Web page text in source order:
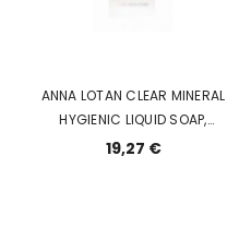
ANNA LOTAN CLEAR MINERAL
HYGIENIC LIQUID SOAP,
ГИГИЕНИЧЕСКОЕ МИНЕРАЛЬНОЕ
19,27 €